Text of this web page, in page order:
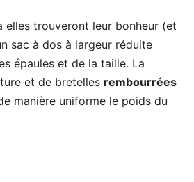
elles trouveront leur bonheur (et
sac à dos à largeur réduite
épaules et de la taille. La
et de bretelles rembourrées
manière uniforme le poids du